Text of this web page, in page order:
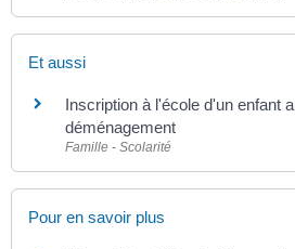
Et aussi
Inscription à l'école d'un enfant
déménagement
Famille - Scolarité
Pour en savoir plus